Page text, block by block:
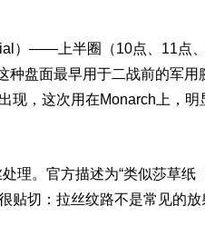
）——上半圈（10点、11点
盘面最早用于二战前的军用
现，这次用在Monarch上，
理。官方描述为“类似莎草纸
切：拉丝纹路不是常见的放
评